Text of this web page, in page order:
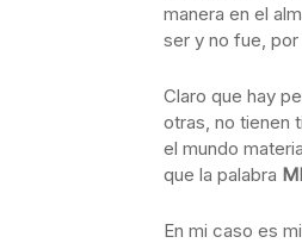
manera en el
ser y no fue,
Claro que hay
otras, no tienen
el mundo
que la palabra
En mi caso es